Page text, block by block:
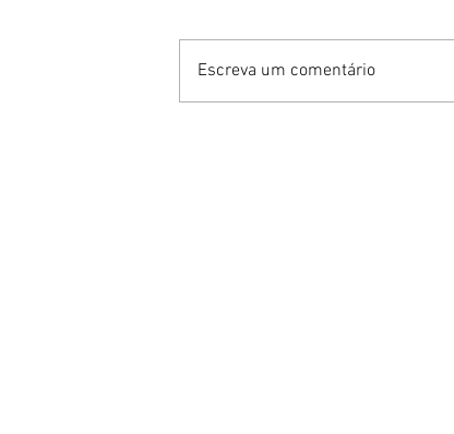
Escreva um comentário